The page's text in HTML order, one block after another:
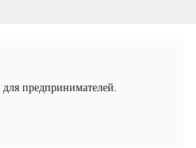
предпринимателей.